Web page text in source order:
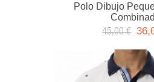
Polo Dibujo
45,00 €